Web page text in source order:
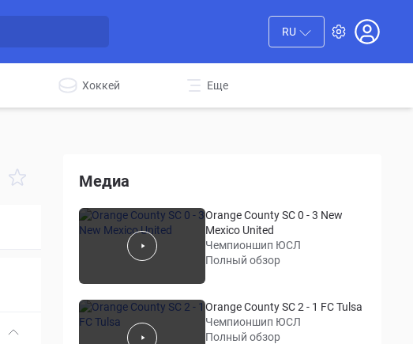
RU
Хоккей Еще
Медиа
Orange County SC 0 - 3 New
Mexico United
Чемпионшип ЮСЛ
Полный обзор
Orange County SC 2 - 1 FC Tulsa
Чемпионшип ЮСЛ
Полный обзор